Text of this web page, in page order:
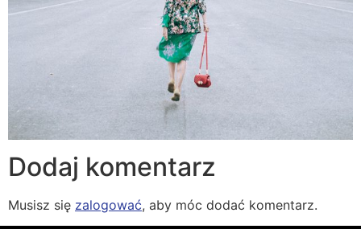
Dodaj komentarz
Musisz się zalogować, aby móc dodać komentarz.